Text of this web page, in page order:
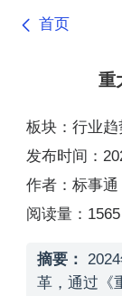
首页
重
板块：行业趋
发布时间：
作者：标事通
阅读量：1565
摘要：
革，通过《